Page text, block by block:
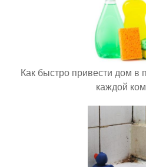
Как быстро привести дом в
каждой